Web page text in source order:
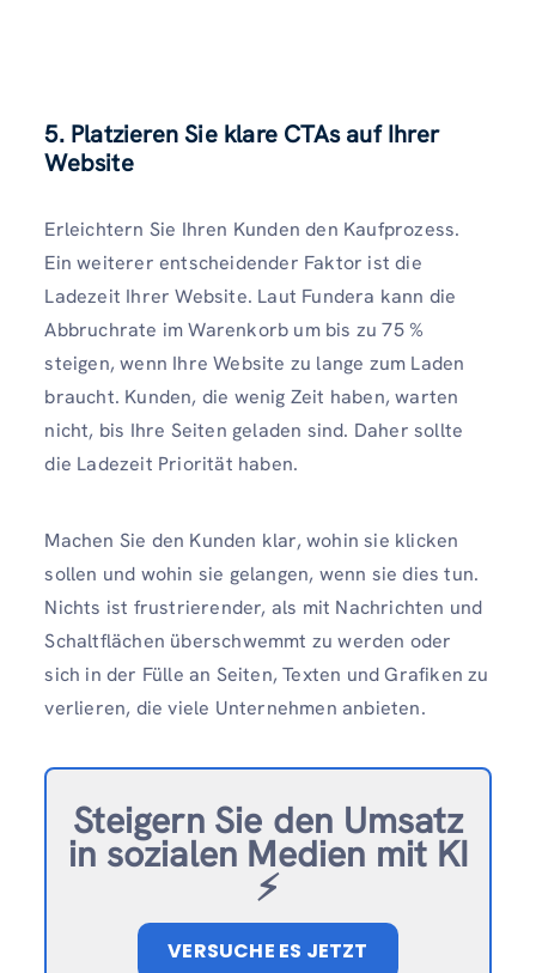
5. Platzieren Sie klare CTAs auf Ihrer
Website
Erleichtern Sie Ihren Kunden den Kaufprozess.
Ein weiterer entscheidender Faktor ist die
Ladezeit Ihrer Website. Laut Fundera kann die
Abbruchrate im Warenkorb um bis zu 75 %
steigen, wenn Ihre Website zu lange zum Laden
braucht. Kunden, die wenig Zeit haben, warten
nicht, bis Ihre Seiten geladen sind. Daher sollte
die Ladezeit Priorität haben.
Machen Sie den Kunden klar, wohin sie klicken
sollen und wohin sie gelangen, wenn sie dies tun.
Nichts ist frustrierender, als mit Nachrichten und
Schaltflächen überschwemmt zu werden oder
sich in der Fülle an Seiten, Texten und Grafiken zu
verlieren, die viele Unternehmen anbieten.
Steigern Sie den Umsatz
in sozialen Medien mit KI
⚡️
VERSUCHE ES JETZT